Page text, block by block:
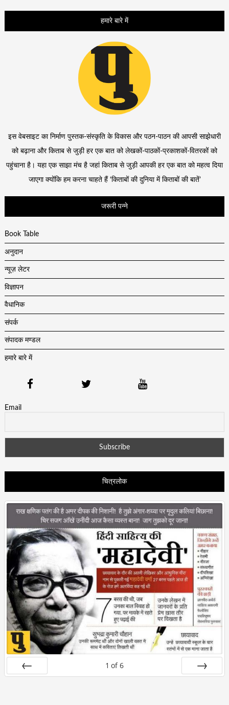
हमारे बारे में
इस वेबसाइट का निर्माण पुस्तक-संस्कृति के विकास और पठन-पाठन की आपसी साझेधारी
को बढ़ाना और किताब से जुड़ी हर एक बात को लेखकों-पाठकों-प्रकाशकों-वितरकों को
पहुंचाना है। यहा एक साझा मंच है जहां किताब से जुड़ी आपकी हर एक बात को महत्व दिया
जाएगा क्योंकि हम करना चाहते हैं ‘किताबों की दुनिया में किताबों की बातें’
जरूरी पन्ने
Book Table
अनुदान
न्यूज़ लेटर
विज्ञापन
वैधानिक
संपर्क
संपादक मण्डल
हमारे बारे में
Email
चित्रलोक
1 of 6